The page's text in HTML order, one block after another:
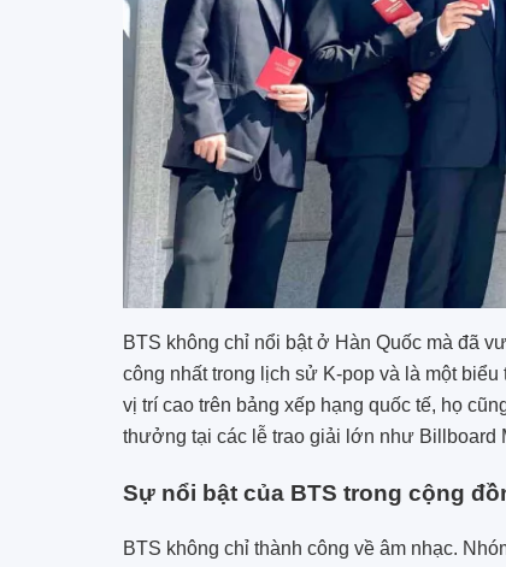
BTS không chỉ nổi bật ở Hàn Quốc mà đã
công nhất trong lịch sử K-pop và là một
vị trí cao trên bảng xếp hạng quốc tế, họ
thưởng tại các lễ trao giải lớn như Billboard
Sự nổi bật của BTS trong cộng
BTS không chỉ thành công về âm nhạc.